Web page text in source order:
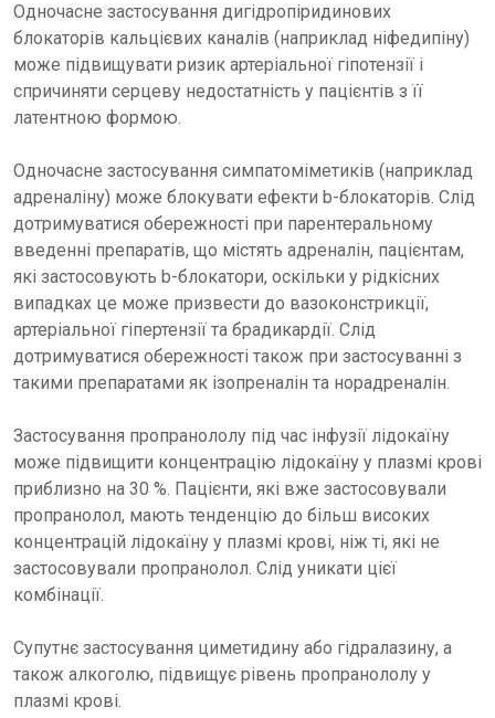
Одночасне застосування дигідропіридинових
блокаторів кальцієвих каналів (наприклад ніфедипіну)
може підвищувати ризик артеріальної гіпотензії і
спричиняти серцеву недостатність у пацієнтів з її
латентною формою.
Одночасне застосування симпатоміметиків (наприклад
адреналіну) може блокувати ефекти b-блокаторів. Слід
дотримуватися обережності при парентеральному
введенні препаратів, що містять адреналін, пацієнтам,
які застосовують b-блокатори, оскільки у рідкісних
випадках це може призвести до вазоконстрикції,
артеріальної гіпертензії та брадикардії. Слід
дотримуватися обережності також при застосуванні з
такими препаратами як ізопреналін та норадреналін.
Застосування пропранололу під час інфузії лідокаїну
може підвищити концентрацію лідокаїну у плазмі крові
приблизно на 30 %. Пацієнти, які вже застосовували
пропранолол, мають тенденцію до більш високих
концентрацій лідокаїну у плазмі крові, ніж ті, які не
застосовували пропранолол. Слід уникати цієї
комбінації.
Супутнє застосування циметидину або гідралазину, а
також алкоголю, підвищує рівень пропранололу у
плазмі крові.